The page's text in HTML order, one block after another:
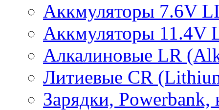
Аккмуляторы 7.6V
Аккмуляторы 11.4V
Алкалиновые LR
Литиевые CR
Зарядки, Powerbank,